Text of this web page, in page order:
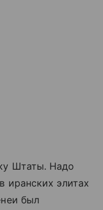
Штаты. Надо
иранских элитах
был